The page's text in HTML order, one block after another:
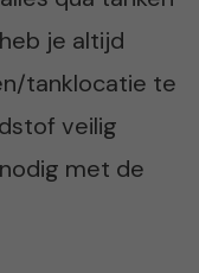
je altijd
tanklocatie te
veilig
met de